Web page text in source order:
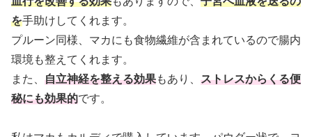
を手助けしてくれます。
プルーン同様、マカにも食物繊維が含まれているので腸内
環境も整えてくれます。
また、 自立神経を整える効果もあり、 ストレスからくる便
秘にも効果的です。